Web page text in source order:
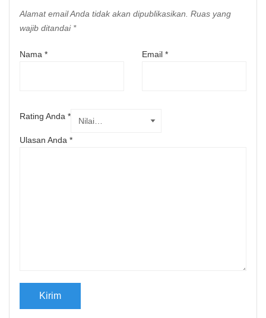
Alamat email Anda tidak akan dipublikasikan. Ruas yang
wajib ditandai *
Nama * Email *
Rating Anda *
Ulasan Anda *